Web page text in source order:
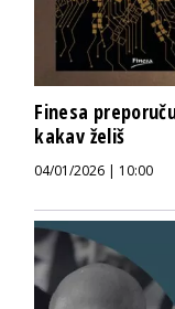
Finesa
kakav želiš
04/01/2026 | 10:00